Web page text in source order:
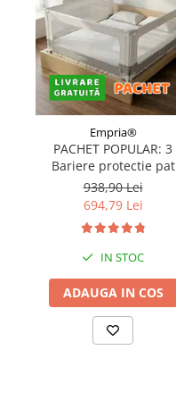
Empria®
PACHET POPULAR: 3
Bariere protectie pat
copii, SELECT, 160x200
cm
938,90 Lei
694,79 Lei
IN STOC
ADAUGA IN COS